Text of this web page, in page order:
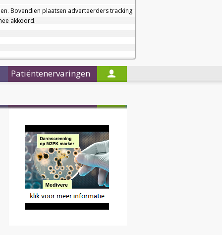
Bovendien plaatsen adverteerders tracking
akkoord.
a
a
Nieuwsbrief
Startpagina
Patiëntenervaringen